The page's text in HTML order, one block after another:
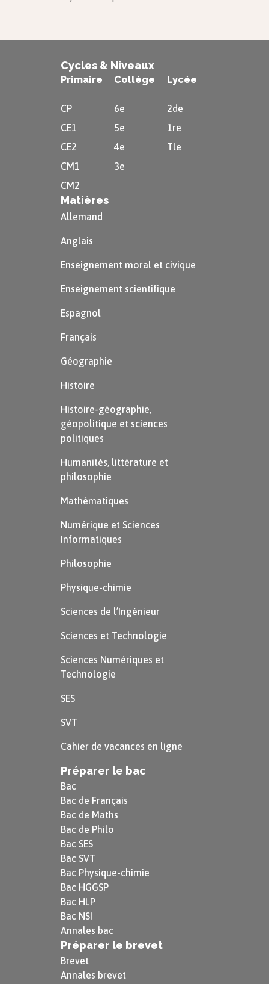
Cycles & Niveaux
Primaire
CP
CE1
CE2
CM1
CM2
Collège
6e
5e
4e
3e
Lycée
2de
1re
Tle
Matières
Allemand
Anglais
Enseignement moral et civique
Enseignement scientifique
Espagnol
Français
Géographie
Histoire
Histoire-géographie,
géopolitique et sciences
politiques
Humanités, littérature et
philosophie
Mathématiques
Numérique et Sciences
Informatiques
Philosophie
Physique-chimie
Sciences de l’Ingénieur
Sciences et Technologie
Sciences Numériques et
Technologie
SES
SVT
Cahier de vacances en ligne
Préparer le bac
Bac
Bac de Français
Bac de Maths
Bac de Philo
Bac SES
Bac SVT
Bac Physique-chimie
Bac HGGSP
Bac HLP
Bac NSI
Annales bac
Préparer le brevet
Brevet
Annales brevet